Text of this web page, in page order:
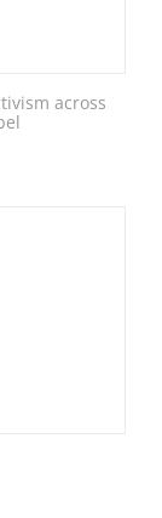
across